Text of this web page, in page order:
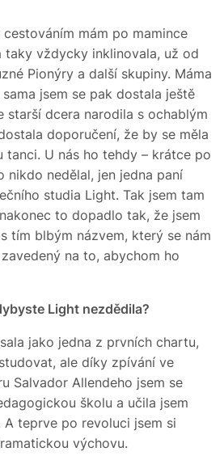
mám po mamince
taky vždycky inklinovala, už od
Pionýry a další skupiny. Máma
jsem se pak dostala ještě
starší dcera narodila s ochablým
doporučení, že by se měla
tanci. U nás ho tehdy – krátce po
nikdo nedělal, jen jedna paní
studia Light. Tak jsem tam
to dopadlo tak, že jsem
tím blbým názvem, který se nám
na to, abychom ho
Light nezdědila?
jako jedna z prvních chartu,
ale díky zpívání ve
Salvador Allendeho jsem se
školu a učila jsem
teprve po revoluci jsem si
výchovu.